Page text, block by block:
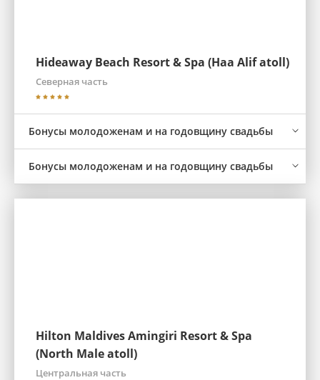
Hideaway Beach Resort & Spa (Haa Alif atoll)
Северная часть
Бонусы молодоженам и на годовщину свадьбы
Бонусы молодоженам и на годовщину свадьбы
Hilton Maldives Amingiri Resort & Spa
(North Male atoll)
Центральная часть